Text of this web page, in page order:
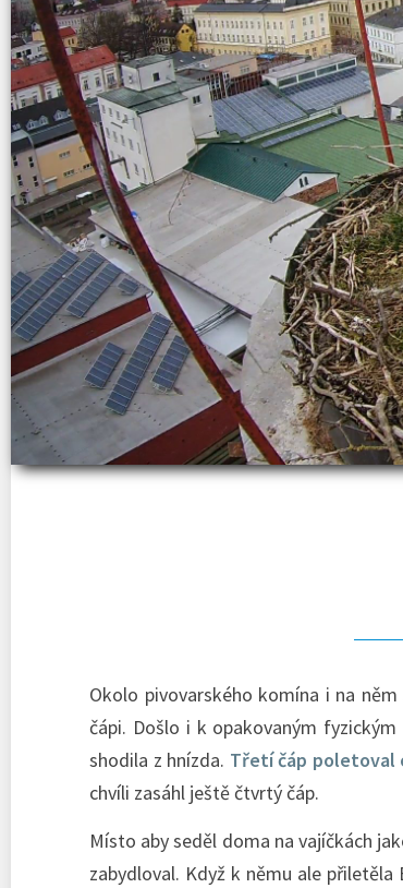
Okolo pivovarského komína i na
čápi. Došlo i k opakovaným
shodila z hnízda. Třetí čáp poletoval
chvíli zasáhl ještě čtvrtý čáp.
Místo aby seděl doma na vajíčkách
zabydloval. Když k němu ale